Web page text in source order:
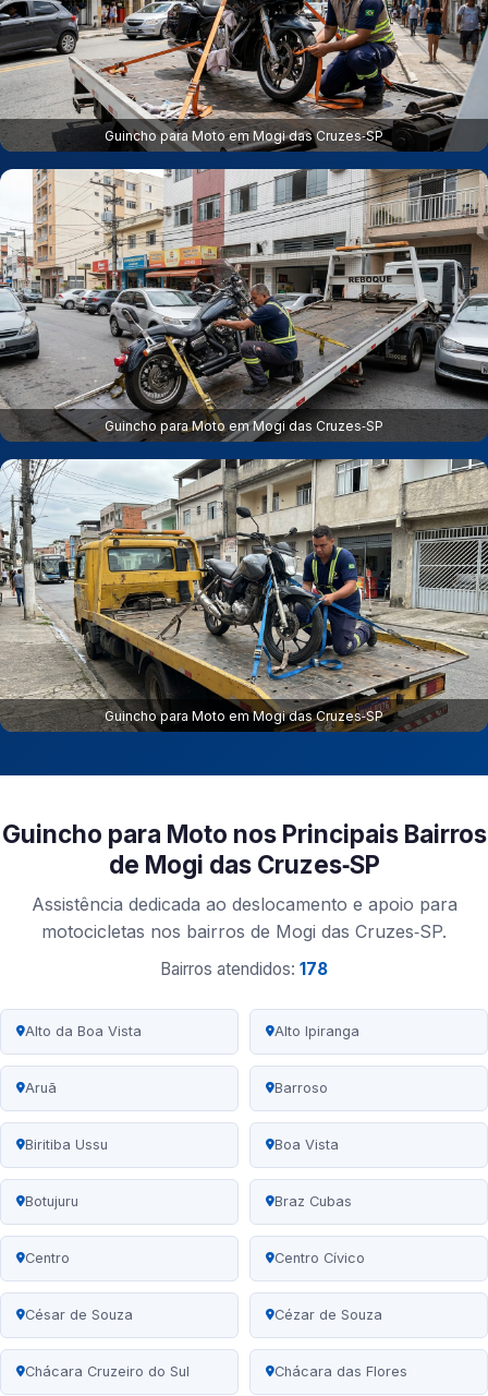
Guincho para Moto em Mogi das Cruzes‑SP
Guincho para Moto em Mogi das Cruzes‑SP
Guincho para Moto em Mogi das Cruzes‑SP
Guincho para Moto nos Principais Bairros
de Mogi das Cruzes‑SP
Assistência dedicada ao deslocamento e apoio para
motocicletas nos bairros de Mogi das Cruzes‑SP.
Bairros atendidos: 178
Alto da Boa Vista Alto Ipiranga
Aruã Barroso
Biritiba Ussu Boa Vista
Botujuru Braz Cubas
Centro Centro Cívico
César de Souza Cézar de Souza
Chácara Cruzeiro do Sul Chácara das Flores